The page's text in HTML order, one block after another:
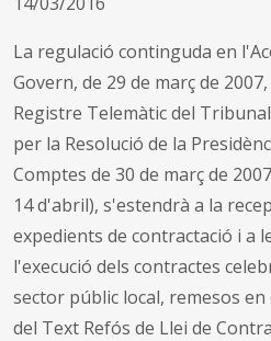
La regulació continguda en
Govern, de 29 de març de
Registre Telemàtic del
per la Resolució de la
Comptes de 30 de març de
14 d'abril), s'estendrà a la
expedients de contractació i a
l'execució dels contractes
sector públic local, remesos
del Text Refós de Llei de